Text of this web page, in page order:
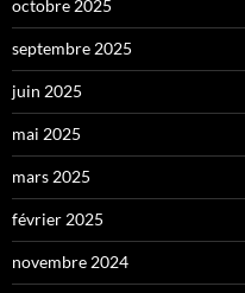
octobre 2025
septembre 2025
juin 2025
mai 2025
mars 2025
février 2025
novembre 2024